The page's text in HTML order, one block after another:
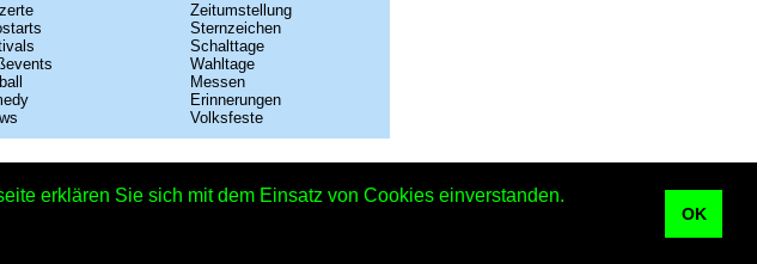
erklären Sie sich mit dem Einsatz von Cookies einverstanden.
OK
Zeitumstellung
Sternzeichen
Schalttage
Wahltage
Messen
Erinnerungen
Volksfeste
© 2026 Kleiner Kalender